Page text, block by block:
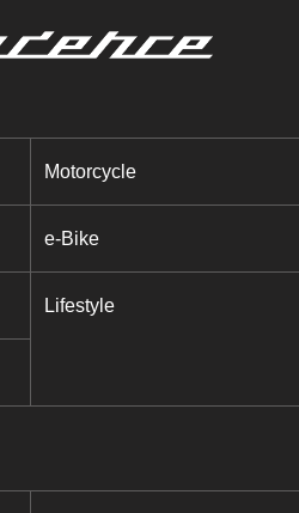
Motorcycle
e-Bike
Lifestyle